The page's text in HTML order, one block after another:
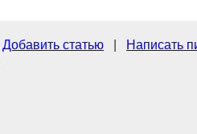
Добавить статью
Написать